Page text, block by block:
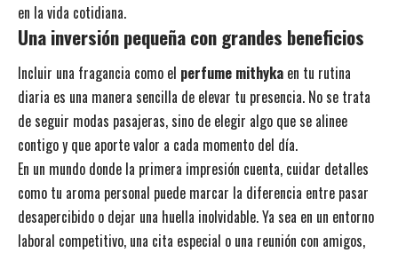
en la vida cotidiana.
Una inversión pequeña con grandes beneficios
Incluir una fragancia como el perfume mithyka en tu rutina
diaria es una manera sencilla de elevar tu presencia. No se trata
de seguir modas pasajeras, sino de elegir algo que se alinee
contigo y que aporte valor a cada momento del día.
En un mundo donde la primera impresión cuenta, cuidar detalles
como tu aroma personal puede marcar la diferencia entre pasar
desapercibido o dejar una huella inolvidable. Ya sea en un entorno
laboral competitivo, una cita especial o una reunión con amigos,